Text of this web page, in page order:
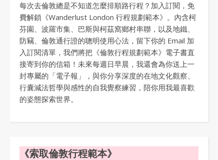
每次去倫敦總是不知道怎麼排順路行程？加入訂閱，免
費解鎖《Wanderlust London 行程規劃範本》。內含柯
芬園、波羅市集、巴斯與柯茲窩鄉村串聯，以及地鐵、
防竊、倫敦通行證的聰明使用心法，留下你的 Email 加
入訂閱清單，我們將把《倫敦行程規劃範本》電子書直
接寄到你的信箱！未來每週日早晨，我還會為你送上一
封專屬的「電子報」，與你分享深度的在地文化觀察、
行囊減法哲學與感性的自我覺察練習，陪你用我最喜歡
的姿態探索世界。
《索取倫敦行程範本》